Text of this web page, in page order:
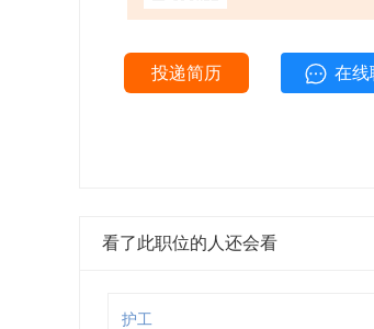
投递简历 在线
看了此职位的人还会看
护工